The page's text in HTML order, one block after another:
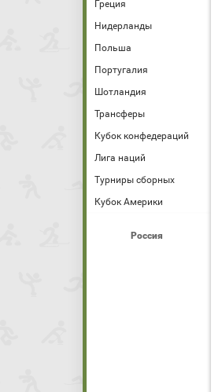
Греция
Нидерланды
Польша
Португалия
Шотландия
Трансферы
Кубок конфедераций
Лига наций
Турниры сборных
Кубок Америки
Россия